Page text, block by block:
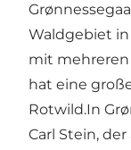
Waldgebiet in
mit mehreren
hat eine
Rotwild.In
Carl Stein,